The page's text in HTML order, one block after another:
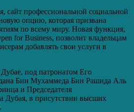
сайт профессиональной социальной
опцию, которая призвана
по всему миру. Новая функция,
for Business, позволит владельцам
добавлять свои услуги в
под патронатом Его
Бин Мухаммеда Бин Рашида Аль
и Председателя
Дубая, в присутствии высших